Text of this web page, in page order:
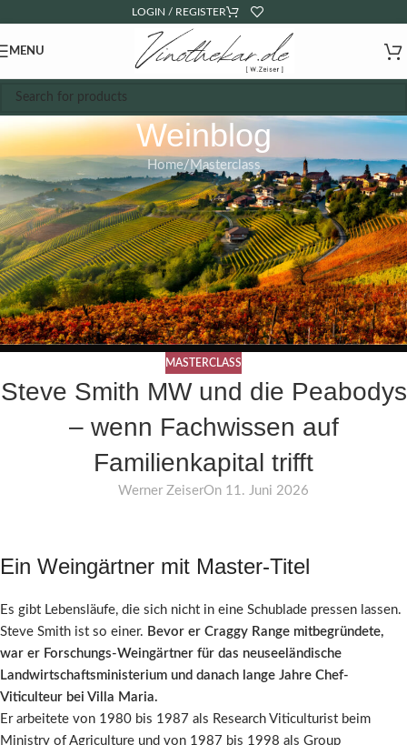
LOGIN / REGISTER
MENU
Weinblog
Home Masterclass
MASTERCLASS
Steve Smith MW und die Peabodys
– wenn Fachwissen auf
Familienkapital trifft
Werner ZeiserOn 11. Juni 2026
Ein Weingärtner mit Master-Titel
Es gibt Lebensläufe, die sich nicht in eine Schublade pressen lassen.
Steve Smith ist so einer. Bevor er Craggy Range mitbegründete,
war er Forschungs-Weingärtner für das neuseeländische
Landwirtschaftsministerium und danach lange Jahre Chef-
Viticulteur bei Villa Maria.
Er arbeitete von 1980 bis 1987 als Research Viticulturist beim
Ministry of Agriculture und von 1987 bis 1998 als Group